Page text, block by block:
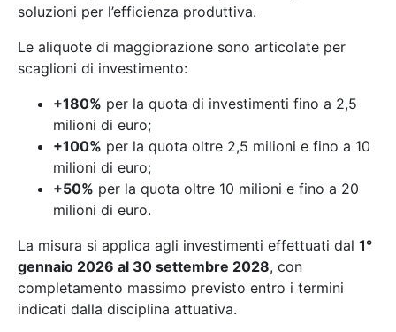
soluzioni per l’efficienza produttiva.
Le aliquote di maggiorazione sono articolate per
scaglioni di investimento:
+180% per la quota di investimenti fino a 2,5
milioni di euro;
+100% per la quota oltre 2,5 milioni e fino a 10
milioni di euro;
+50% per la quota oltre 10 milioni e fino a 20
milioni di euro.
La misura si applica agli investimenti effettuati dal 1°
gennaio 2026 al 30 settembre 2028, con
completamento massimo previsto entro i termini
indicati dalla disciplina attuativa.